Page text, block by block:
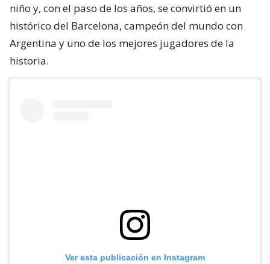
niño y, con el paso de los años, se convirtió en un
histórico del Barcelona, campeón del mundo con
Argentina y uno de los mejores jugadores de la
historia.
Ver esta publicación en Instagram